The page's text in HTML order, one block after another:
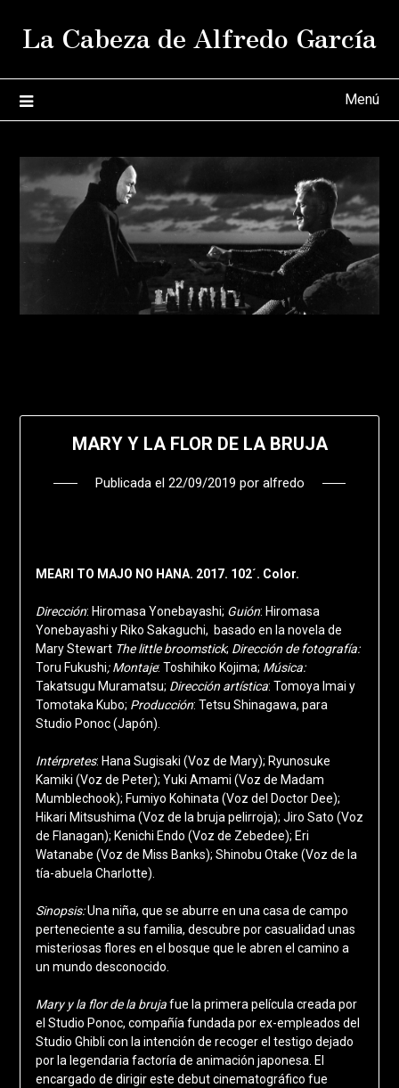
La Cabeza de Alfredo García
Menú
MARY Y LA FLOR DE LA BRUJA
Publicada el 22/09/2019 por alfredo
MEARI TO MAJO NO HANA. 2017. 102´. Color.
Dirección: Hiromasa Yonebayashi; Guión: Hiromasa
Yonebayashi y Riko Sakaguchi, basado en la novela de
Mary Stewart The little broomstick; Dirección de fotografía:
Toru Fukushi; Montaje: Toshihiko Kojima; Música:
Takatsugu Muramatsu; Dirección artística: Tomoya Imai y
Tomotaka Kubo; Producción: Tetsu Shinagawa, para
Studio Ponoc (Japón).
Intérpretes: Hana Sugisaki (Voz de Mary); Ryunosuke
Kamiki (Voz de Peter); Yuki Amami (Voz de Madam
Mumblechook); Fumiyo Kohinata (Voz del Doctor Dee);
Hikari Mitsushima (Voz de la bruja pelirroja); Jiro Sato (Voz
de Flanagan); Kenichi Endo (Voz de Zebedee); Eri
Watanabe (Voz de Miss Banks); Shinobu Otake (Voz de la
tía-abuela Charlotte).
Sinopsis:Una niña, que se aburre en una casa de campo
perteneciente a su familia, descubre por casualidad unas
misteriosas flores en el bosque que le abren el camino a
un mundo desconocido.
Mary y la flor de la brujafue la primera película creada por
el Studio Ponoc, compañía fundada por ex-empleados del
Studio Ghibli con la intención de recoger el testigo dejado
por la legendaria factoría de animación japonesa. El
encargado de dirigir este debut cinematográfico fue